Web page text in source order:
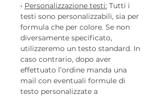
• Personalizzazione testi: Tutti i
testi sono personalizzabili, sia per
formula che per colore. Se non
diversamente specificato,
utilizzeremo un testo standard. In
caso contrario, dopo aver
effettuato l’ordine manda una
mail con eventuali formule di
testo personalizzate a